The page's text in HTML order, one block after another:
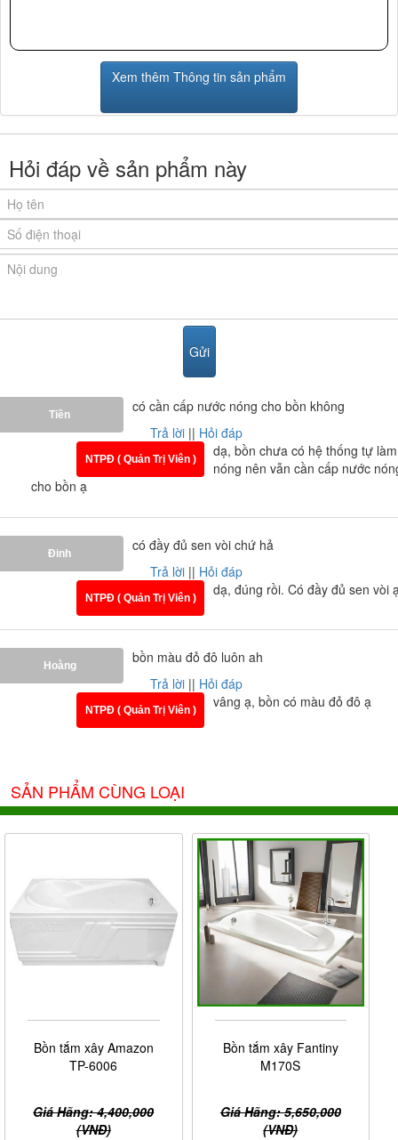
Xem thêm Thông tin sản phẩm
Hỏi đáp về sản phẩm này
Tiền
có cần cấp nước nóng cho bồn không
Trả lời || Hỏi đáp
NTPĐ ( Quản Trị Viên )
dạ, bồn chưa có hệ thống tự làm
nóng nên vẫn cần cấp nước
cho bồn ạ
Đinh
có đầy đủ sen vòi chứ hả
Trả lời || Hỏi đáp
NTPĐ ( Quản Trị Viên ) dạ, đúng rồi. Có đầy đủ sen vòi
Hoàng
bồn màu đỏ đô luôn ah
Trả lời || Hỏi đáp
NTPĐ ( Quản Trị Viên ) vâng ạ, bồn có màu đỏ đô ạ
SẢN PHẨM CÙNG LOẠI
Bồn tắm xây Amazon
TP-6006
Giá Hãng: 4,400,000
(VNĐ)
Bồn tắm xây Fantiny
M170S
Giá Hãng: 5,650,000
(VNĐ)